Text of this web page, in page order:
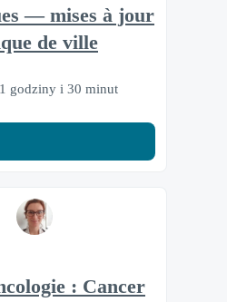
— mises à jour
de ville
godziny i 30 minut
: Cancer